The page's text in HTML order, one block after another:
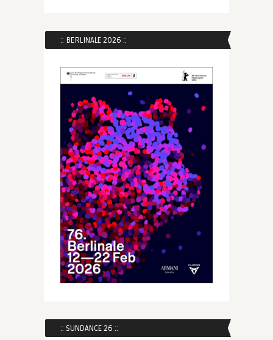
:: BERLINALE 2026 ::
:: SUNDANCE 26 ::